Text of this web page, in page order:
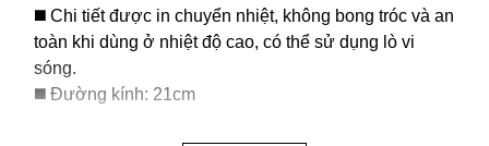
◼️ Chi tiết được in chuyển nhiệt, không bong tróc và an
toàn khi dùng ở nhiệt độ cao, có thể sử dụng lò vi
sóng.
◼️ Đường kính: 21cm